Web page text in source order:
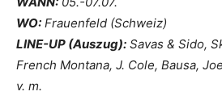
WO: Frauenfeld (Schweiz)
LINE-UP (Auszug): Savas & Sido,
French Montana, J. Cole, Bausa,
v. m.